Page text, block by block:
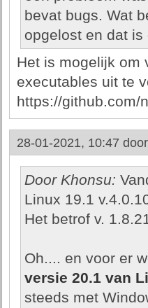
bevat bugs. Wat
opgelost en dat is
Het is mogelijk om
executables uit te
https://github.com/
28-01-2021, 10:47 door
Door Khonsu:
Linux 19.1
Het betrof v.
Oh.... en voor er
versie 20.1 van
steeds met